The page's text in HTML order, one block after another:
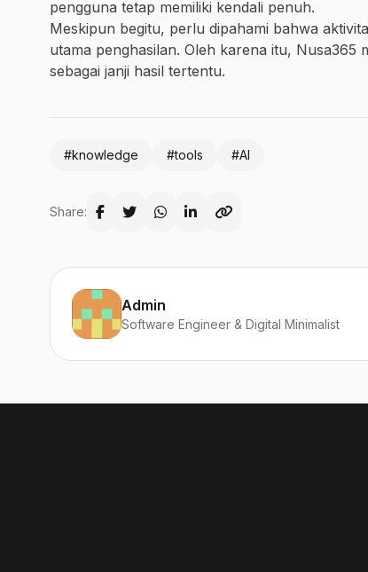
pengguna tetap memiliki kendali penuh.
Meskipun begitu, perlu dipahami bahwa
utama penghasilan. Oleh karena itu,
sebagai janji hasil tertentu.
#knowledge #tools #AI
Share:
Admin
Software Engineer & Digital Minimalist